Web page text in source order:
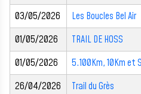
03/05/2026
Les Boucles Bel Air
01/05/2026
TRAIL DE HOSS
01/05/2026
5.100Km, 10Km et
26/04/2026
Trail du Grès